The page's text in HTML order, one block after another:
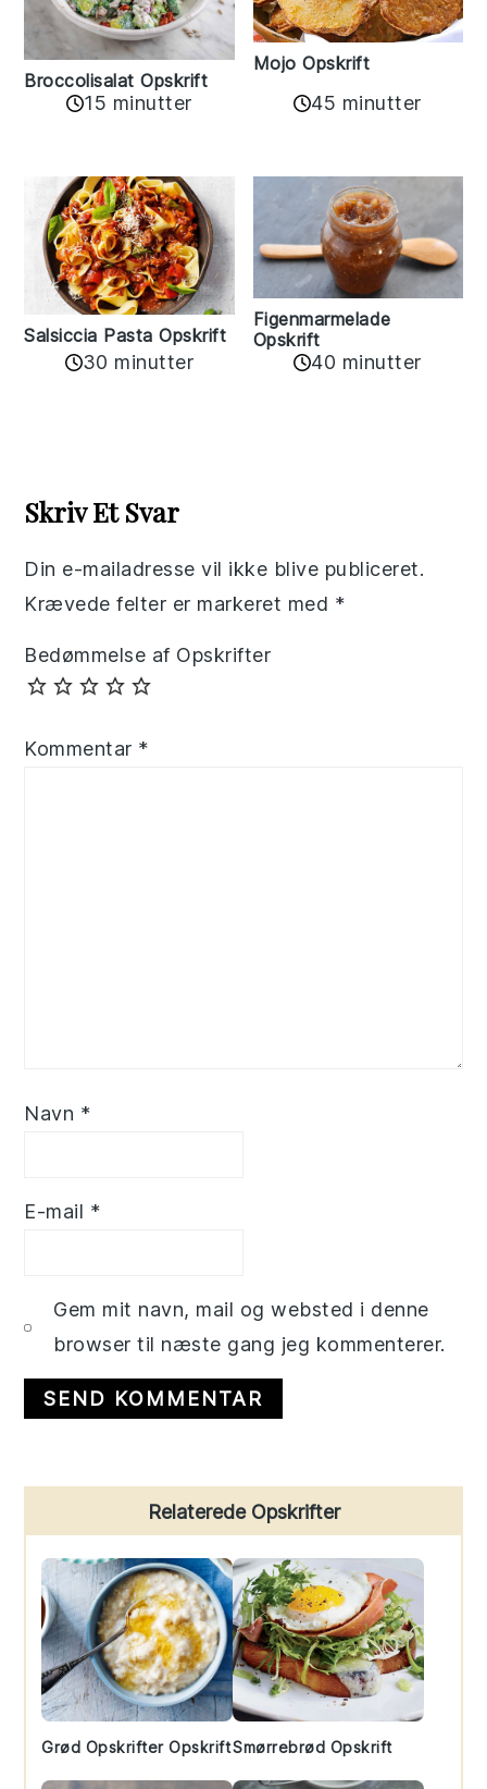
Broccolisalat Opskrift
15 minutter
Mojo Opskrift
45 minutter
Salsiccia Pasta Opskrift
30 minutter
Figenmarmelade
Opskrift
40 minutter
Interactions
Skriv Et Svar
Din e-mailadresse vil ikke blive publiceret.
Krævede felter er markeret med *
Bedømmelse af Opskrifter
Kommentar *
Navn *
E-mail *
Gem mit navn, mail og websted i denne
browser til næste gang jeg kommenterer.
Sidebar
Relaterede Opskrifter
Grød Opskrifter OpskriftSmørrebrød Opskrift